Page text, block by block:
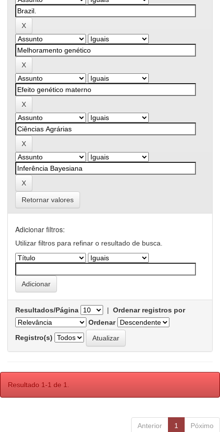
Retornar valores
Adicionar filtros:
Utilizar filtros para refinar o resultado de busca.
Resultados/Página | Ordenar registros por
Ordenar
Registro(s)
Resultado 1-1 de 1.
Anterior 1 Póximo